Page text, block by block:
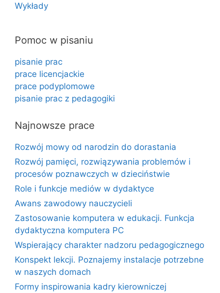
Wykłady
Pomoc w pisaniu
pisanie prac
prace licencjackie
prace podyplomowe
pisanie prac z pedagogiki
Najnowsze prace
Rozwój mowy od narodzin do dorastania
Rozwój pamięci, rozwiązywania problemów i
procesów poznawczych w dzieciństwie
Role i funkcje mediów w dydaktyce
Awans zawodowy nauczycieli
Zastosowanie komputera w edukacji. Funkcja
dydaktyczna komputera PC
Wspierający charakter nadzoru pedagogicznego
Konspekt lekcji. Poznajemy instalacje potrzebne
w naszych domach
Formy inspirowania kadry kierowniczej